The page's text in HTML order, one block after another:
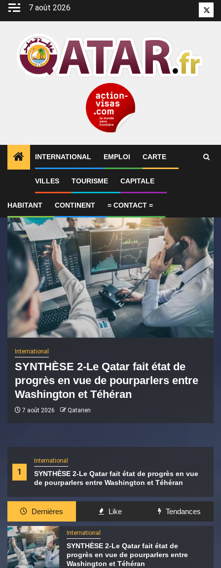
Aller
7 août 2026
INTERNATIONAL EMPLOI CARTE
VILLES TOURISME CAPITALE
HABITANT CONTINENT = CONTACT =
ALERTES INFO 1 SYNTHÈSE 2-Le Qatar fait état
1
International
SYNTHÈSE 2-Le Qatar fait état de progrès en vue
de pourparlers entre Washington et Téhéran
International
SYNTHÈSE 2-Le Qatar fait état de
progrès en vue de pourparlers entre
Washington et Téhéran
7 août 2026 Qatarien
Dernières Like Tendances
International
SYNTHÈSE 2-Le Qatar fait état de
progrès en vue de pourparlers entre
Washington et Téhéran